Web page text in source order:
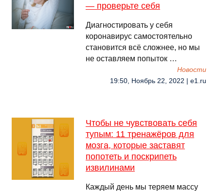
— проверьте себя
Диагностировать у себя
коронавирус самостоятельно
становится всё сложнее, но мы
не оставляем попыток …
Новости
19:50, Ноябрь 22, 2022 | e1.ru
Чтобы не чувствовать себя
тупым: 11 тренажёров для
мозга, которые заставят
попотеть и поскрипеть
извилинами
Каждый день мы теряем массу